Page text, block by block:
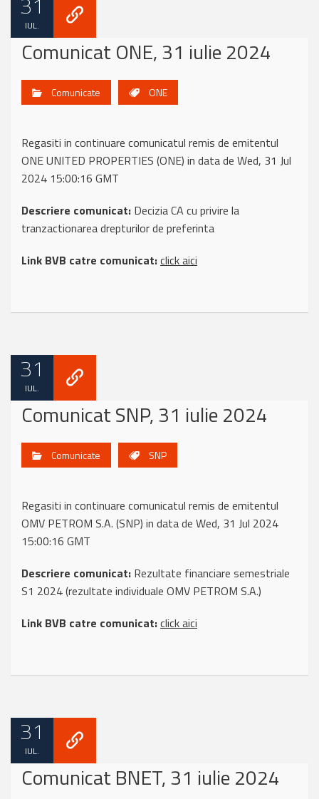
IUL.
Comunicat ONE, 31 iulie 2024
Comunicate ONE
Regasiti in continuare comunicatul remis de emitentul
ONE UNITED PROPERTIES (ONE) in data de Wed, 31 Jul
2024 15:00:16 GMT
Descriere comunicat: Decizia CA cu privire la
tranzactionarea drepturilor de preferinta
Link BVB catre comunicat:click aici
31
IUL.
Comunicat SNP, 31 iulie 2024
Comunicate SNP
Regasiti in continuare comunicatul remis de emitentul
OMV PETROM S.A. (SNP) in data de Wed, 31 Jul 2024
15:00:16 GMT
Descriere comunicat: Rezultate financiare semestriale
S1 2024 (rezultate individuale OMV PETROM S.A.)
Link BVB catre comunicat:click aici
31
IUL.
Comunicat BNET, 31 iulie 2024